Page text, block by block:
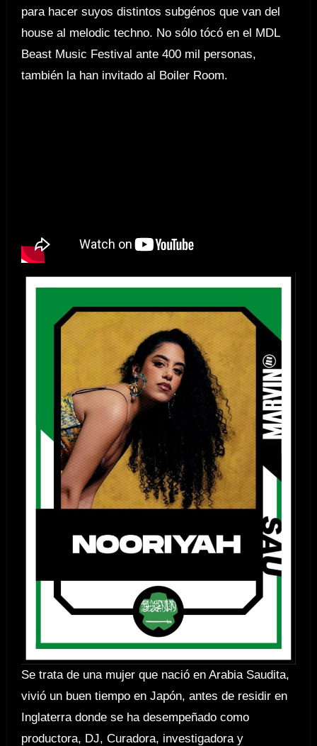
para hacer suyos distintos subgénos que van del
house al melodic techno. No sólo tócó en el MDL
Beast Music Festival ante 400 mil personas,
también la han invitado al Boiler Room.
Se trata de una mujer que nació en Arabia Saudita,
vivió un buen tiempo en Japón, antes de residir en
Inglaterra donde se ha desempeñado como
productora, DJ, Curadora, investigadora y